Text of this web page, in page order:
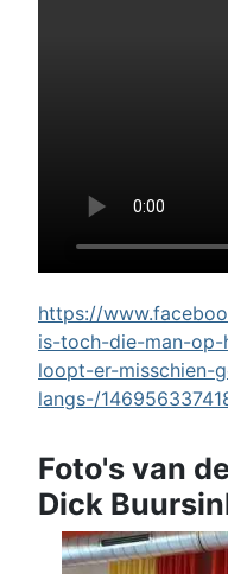
https://
is-toch-die-man-op-
loopt-er-misschien-
langs-/
Foto's van
Dick